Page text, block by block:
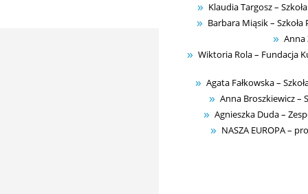
Klaudia Targosz –
Barbara Miąsik –
Anna
Wiktoria Rola – Fundacja
Agata Fałkowska –
Anna Broszkiewicz –
Agnieszka Duda –
NASZA EUROPA –